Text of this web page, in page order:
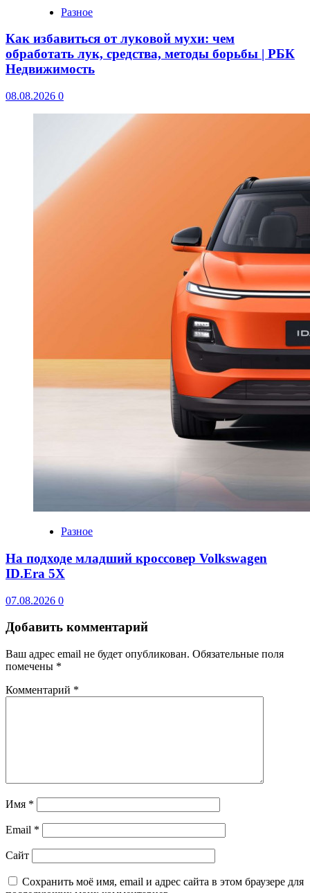
Разное
Как избавиться от луковой мухи: чем
обработать лук, средства, методы борьбы | РБК
Недвижимость
08.08.2026 0
Разное
На подходе младший кроссовер Volkswagen
ID.Era 5X
07.08.2026 0
Добавить комментарий
Ваш адрес email не будет опубликован. Обязательные поля
помечены *
Комментарий *
Имя *
Email *
Сайт
Сохранить моё имя, email и адрес сайта в этом браузере для